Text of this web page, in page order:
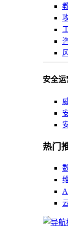
安全
热门